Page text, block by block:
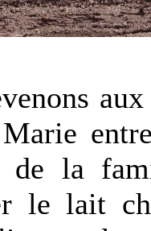
de la
le lait